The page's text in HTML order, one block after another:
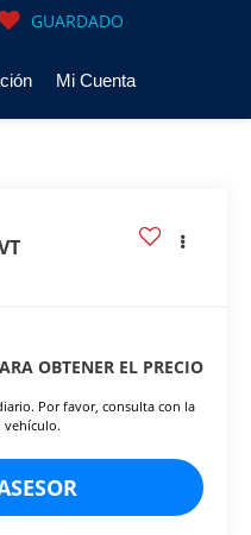
GUARDADO
Mi Cuenta
OBTENER EL PRECIO
Por favor, consulta con la